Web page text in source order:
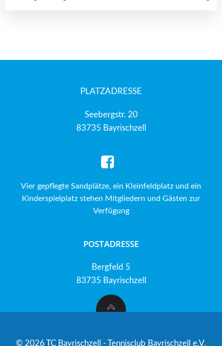
PLATZADRESSE
Seebergstr. 20
83735 Bayrischzell
Vier gepflegte Sandplätze, ein Kleinfeldplatz und ein
Kinderspielplatz stehen Mitgliedern und Gästen zur
Verfügung
POSTADRESSE
Bergfeld 5
83735 Bayrischzell
© 2026 TC Bayrischzell - Tennisclub Bayrischzell e.V.